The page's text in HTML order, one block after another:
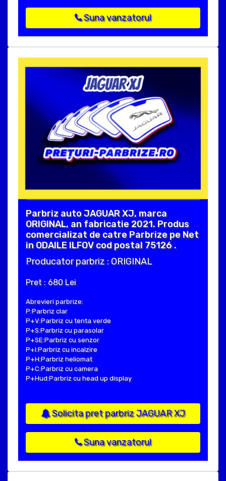
Suna vanzatorul
Parbriz auto JAGUAR XJ, marca
ORIGINAL, an fabricatie 2021. Produs
comercializat de catre Parbrize pe Net
in ODAILE ILFOV cod postal 75126 .
Producator parbriz : ORIGINAL
Pret : 680 Lei
Abrevieri parbrize:
P:Parbriz clar
P+V:Parbriz cu tenta verde
P+S:Parbriz cu parasolar
P+SE:Parbriz cu senzor
P+I:Parbriz cu incalzire
P+H:Parbriz heliomat
P+C:Parbriz cu camera
P+Hud:Parbriz cu head up display
Solicita pret parbriz JAGUAR XJ
Suna vanzatorul